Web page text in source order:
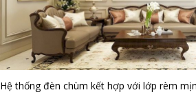
Hệ thống đèn chùm kết hợp với lớp rèm